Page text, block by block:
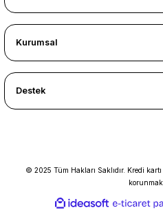
Kurumsal
Destek
© 2025 Tüm Hakları Saklıdır. Kredi
ideasoft